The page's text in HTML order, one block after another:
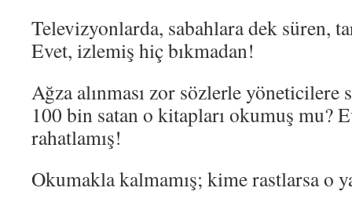
Televizyonlarda, sabahlara dek süren,
Evet, izlemiş hiç bıkmadan!
Ağza alınması zor sözlerle yöneticilere
100 bin satan o kitapları okumuş mu?
rahatlamış!
Okumakla kalmamış; kime rastlarsa o